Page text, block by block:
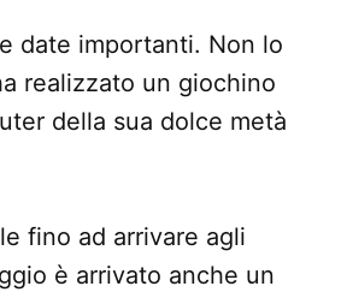
date importanti. Non lo
realizzato un giochino
della sua dolce metà
fino ad arrivare agli
è arrivato anche un